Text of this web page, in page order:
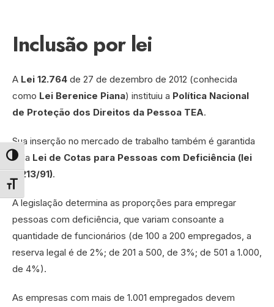
Alternar alto contraste
Alternar tamanho da fonte
Inclusão por lei
A Lei 12.764 de 27 de dezembro de 2012 (conhecida
como Lei Berenice Piana) instituiu a Política Nacional
de Proteção dos Direitos da Pessoa TEA.
Sua inserção no mercado de trabalho também é garantida
pela Lei de Cotas para Pessoas com Deficiência (lei
8.213/91).
A legislação determina as proporções para empregar
pessoas com deficiência, que variam consoante a
quantidade de funcionários (de 100 a 200 empregados, a
reserva legal é de 2%; de 201 a 500, de 3%; de 501 a 1.000,
de 4%).
As empresas com mais de 1.001 empregados devem